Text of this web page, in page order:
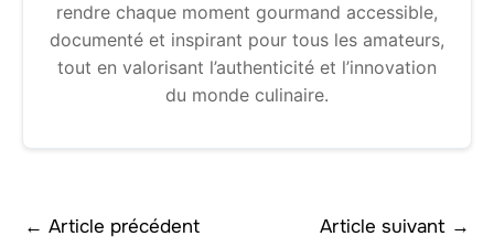
rendre chaque moment gourmand accessible,
documenté et inspirant pour tous les amateurs,
tout en valorisant l’authenticité et l’innovation
du monde culinaire.
← Article précédent Article suivant →